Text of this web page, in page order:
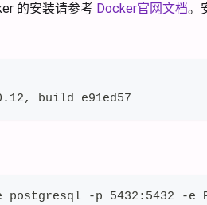
的安装请参考 Docker官网文档。
build e91ed57
-p 5432:5432 -e